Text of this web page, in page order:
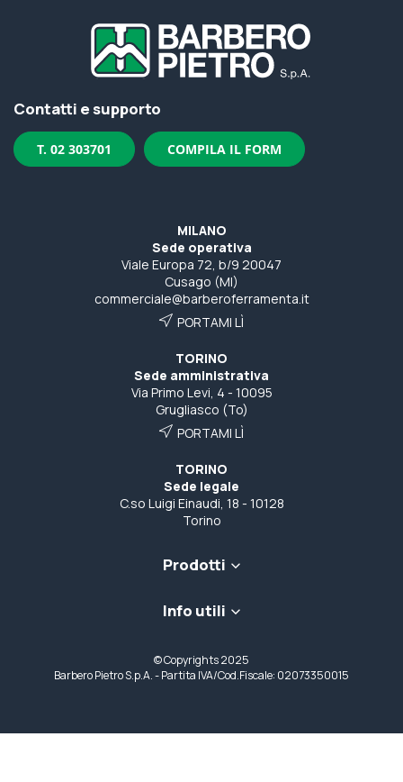
MILANO
Sede operativa
Viale Europa 72, b/9 20047
Cusago (MI)
commerciale@barberoferramenta.it
PORTAMI LÌ
TORINO
Sede amministrativa
Via Primo Levi, 4 - 10095
Grugliasco (To)
PORTAMI LÌ
TORINO
Sede legale
C.so Luigi Einaudi, 18 - 10128
Torino
Contatti e supporto
T. 02 303701 COMPILA IL FORM
Prodotti
Info utili
© Copyrights 2025
Barbero Pietro S.p.A. - Partita IVA/Cod.Fiscale: 02073350015